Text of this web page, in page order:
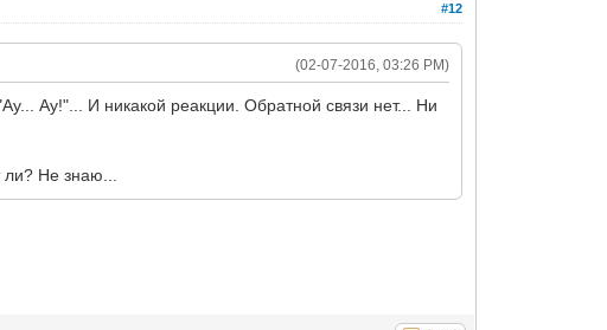
#12
(02-07-2016, 03:26 PM)
Ау!"... И никакой реакции. Обратной связи нет... Ни
Не знаю...